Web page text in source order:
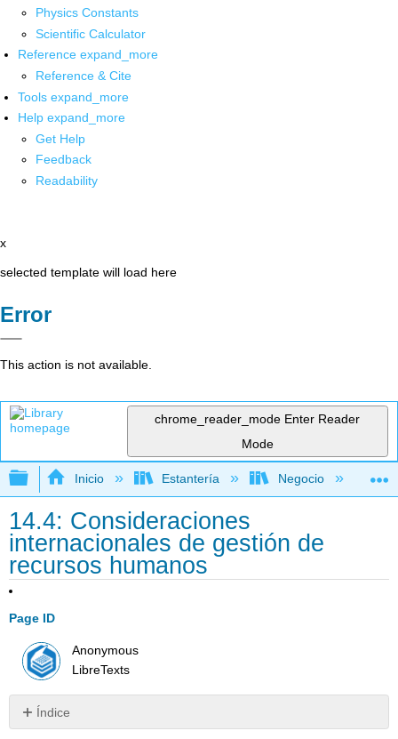
Physics Constants
Scientific Calculator
Reference expand_more
Reference & Cite
Tools expand_more
Help expand_more
Get Help
Feedback
Readability
x
selected template will load here
Error
This action is not available.
chrome_reader_mode Enter Reader
Mode
Expandir/contraer jerarquía global
Inicio Estantería Negocio
14.4: Consideraciones
internacionales de gestión de
recursos humanos
Page ID
Anonymous
LibreTexts
Índice